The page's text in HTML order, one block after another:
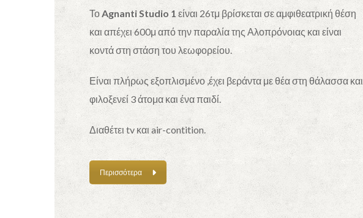
ΤοAgnanti Studio 1 είναι 26τμ βρίσκεται σε αμφιθεατρική θέση
και απέχει 600μ από την παραλία της Αλοπρόνοιας και είναι
κοντά στη στάση του λεωφορείου.
Είναι πλήρως εξοπλισμένο ,έχει βεράντα με θέα στη θάλασσα και
φιλοξενεί 3 άτομα και ένα παιδί.
Διαθέτει tv και air-contition.
Περισσότερα